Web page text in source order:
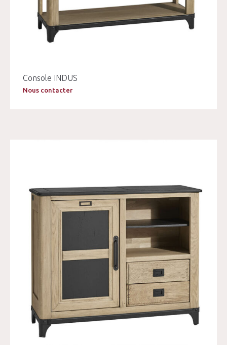
Console INDUS
Nous contacter